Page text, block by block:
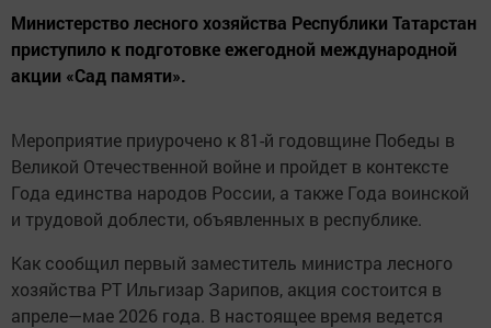
Министерство лесного хозяйства Республики Татарстан
приступило к подготовке ежегодной международной
акции «Сад памяти».
Мероприятие приурочено к 81-й годовщине Победы в
Великой Отечественной войне и пройдет в контексте
Года единства народов России, а также Года воинской
и трудовой доблести, объявленных в республике.
Как сообщил первый заместитель министра лесного
хозяйства РТ Ильгизар Зарипов, акция состоится в
апреле—мае 2026 года. В настоящее время ведется